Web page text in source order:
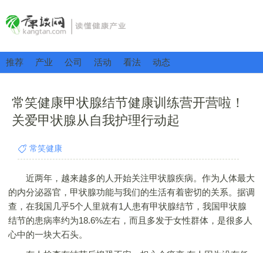
推荐 产业 公司 活动 看法 动态
常笑健康甲状腺结节健康训练营开营啦！
关爱甲状腺从自我护理行动起
常笑健康
近两年，越来越多的人开始关注甲状腺疾病。作为人体最大
的内分泌器官，甲状腺功能与我们的生活有着密切的关系。据调
查，在我国几乎5个人里就有1人患有甲状腺结节，我国甲状腺
结节的患病率约为18.6%左右，而且多发于女性群体，是很多人
心中的一块大石头。